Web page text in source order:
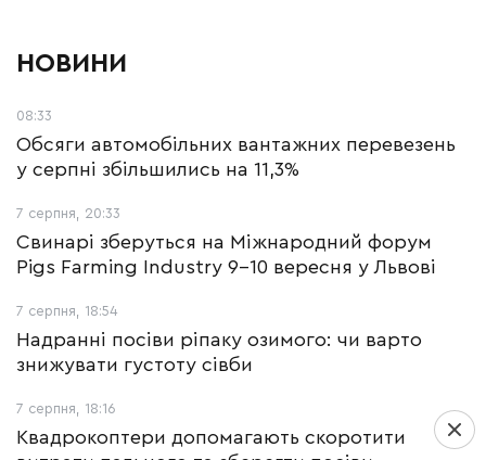
НОВИНИ
08:33
Обсяги автомобільних вантажних перевезень
у серпні збільшились на 11,3%
7 серпня, 20:33
Свинарі зберуться на Міжнародний форум
Pigs Farming Industry 9-10 вересня у Львові
7 серпня, 18:54
Надранні посіви ріпаку озимого: чи варто
знижувати густоту сівби
7 серпня, 18:16
Квадрокоптери допомагають скоротити